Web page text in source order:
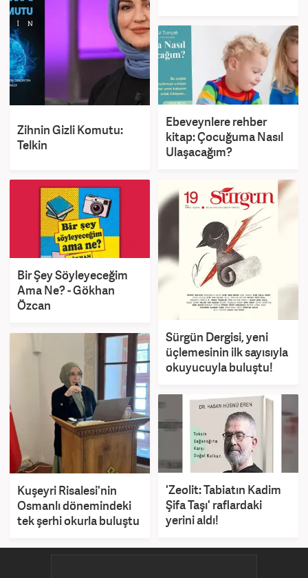
Zihnin Gizli Komutu:
Telkin
Ebeveynlere rehber
kitap: Çocuğuma Nasıl
Ulaşacağım?
Bir Şey Söyleyeceğim
Ama Ne? - Gökhan
Özcan
Sürgün Dergisi, yeni
üçlemesinin ilk sayısıyla
okuyucuyla buluştu!
Kuşeyri Risalesi'nin
Osmanlı dönemindeki
tek şerhi okurla buluştu
'Zeolit: Tabiatın Kadim
Şifa Taşı' raflardaki
yerini aldı!